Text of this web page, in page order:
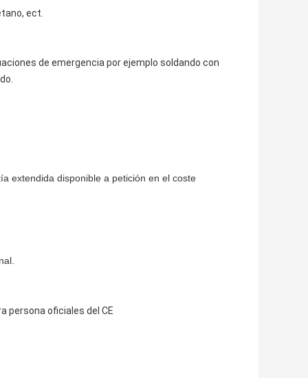
ect.
de emergencia por ejemplo soldando con
extendida disponible a petición en el coste
persona oficiales del CE